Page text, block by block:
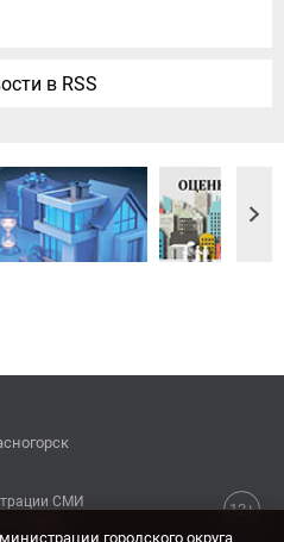
в RSS
12+
СМИ
городского округа